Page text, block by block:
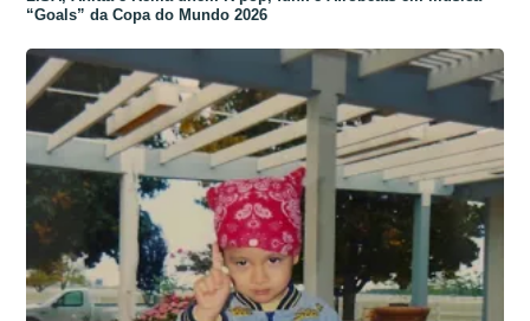
“Goals” da Copa do Mundo 2026